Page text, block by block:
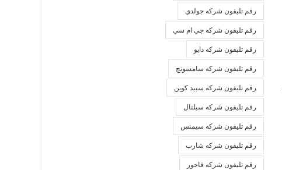
رقم تليفون شركه جولدي
رقم تليفون شركه جي ام سي
رقم تليفون شركه دايو
رقم تليفون شركه سامسونج
رقم تليفون شركه سبيد كوين
رقم تليفون شركه سيلتال
رقم تليفون شركه سيمنس
رقم تليفون شركه شارب
رقم تليفون شركه فاجور